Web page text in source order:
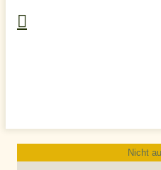
Home»Craft Spirits Online
Nicht